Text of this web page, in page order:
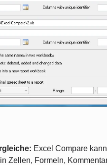
Excel Compare kann
Zellen, Formeln,